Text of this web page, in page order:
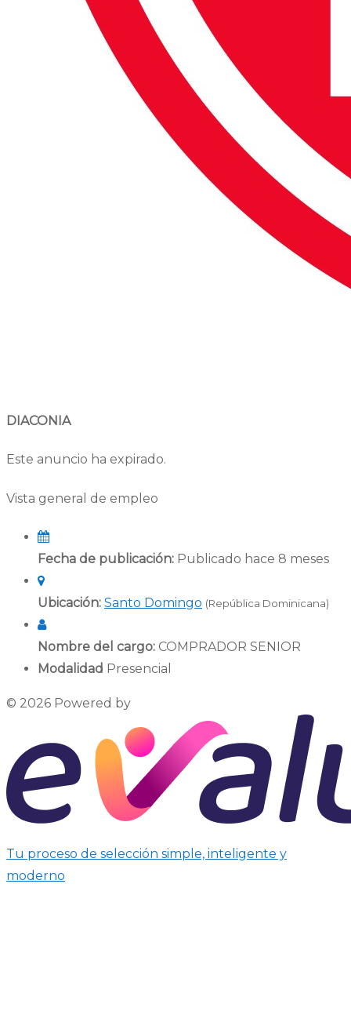
DIACONIA
Este anuncio ha expirado.
Vista general de empleo
Fecha de publicación: Publicado hace 8 meses
Ubicación: Santo Domingo (República Dominicana)
Nombre del cargo: COMPRADOR SENIOR
Modalidad Presencial
© 2026 Powered by
Tu proceso de selección simple, inteligente y
moderno